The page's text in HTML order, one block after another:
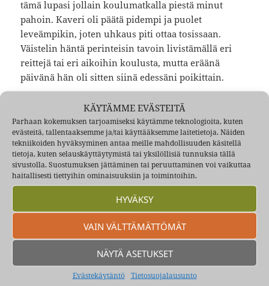
KÄYTÄMME EVÄSTEITÄ
Parhaan kokemuksen tarjoamiseksi käytämme teknologioita, kuten
evästeitä, tallentaaksemme ja/tai käyttääksemme laitetietoja. Näiden
tekniikoiden hyväksyminen antaa meille mahdollisuuden käsitellä
tietoja, kuten selauskäyttäytymistä tai yksilöllisiä tunnuksia tällä
sivustolla. Suostumuksen jättäminen tai peruuttaminen voi vaikuttaa
haitallisesti tiettyihin ominaisuuksiin ja toimintoihin.
HYVÄKSY
VAIN VÄLTTÄMÄTTÖMÄT
NÄYTÄ ASETUKSET
Evästekäytäntö Tietosuojalausunto
tämä lupasi jollain koulumatkalla piestä minut
pahoin. Kaveri oli päätä pidempi ja puolet
leveämpikin, joten uhkaus piti ottaa tosissaan.
Väistelin häntä perinteisin tavoin livistämällä eri
reittejä tai eri aikoihin koulusta, mutta eräänä
päivänä hän oli sitten siinä edessäni poikittain.
Olin tuon uhkailun jälkeen valmistanut pienen
kymmensenttisellä piipulla varustetun tussarin,
jossa oli viimeisenä kehityksen tuloksena pellistä
tekemäni liipaisin ja iskuri. Sankkireiän päälle olin
kiinnittänyt nallipyssyn paperinallin ja iskuri iski
sen ruutipesään. Panoksena oli lyijymöykky.
Kaivoin nyt tiukassa paikassa tussarin nahkatakin
povitaskusta ja viritin sen. Sanoin kaverille, että ”ei
sitten yhtään lähemmäs tai sinussa on
sormenmentävä reikä vatsassasi”. ”Mikä toi on”,
kysyi hän ”tussariko”. ”Millä se laukeaa, mitä noi
viritykset siinä on ?” Kerroin sitten siinä tussari
tanassa, että ”tässä on liipaisin, nalli ja iskuri,